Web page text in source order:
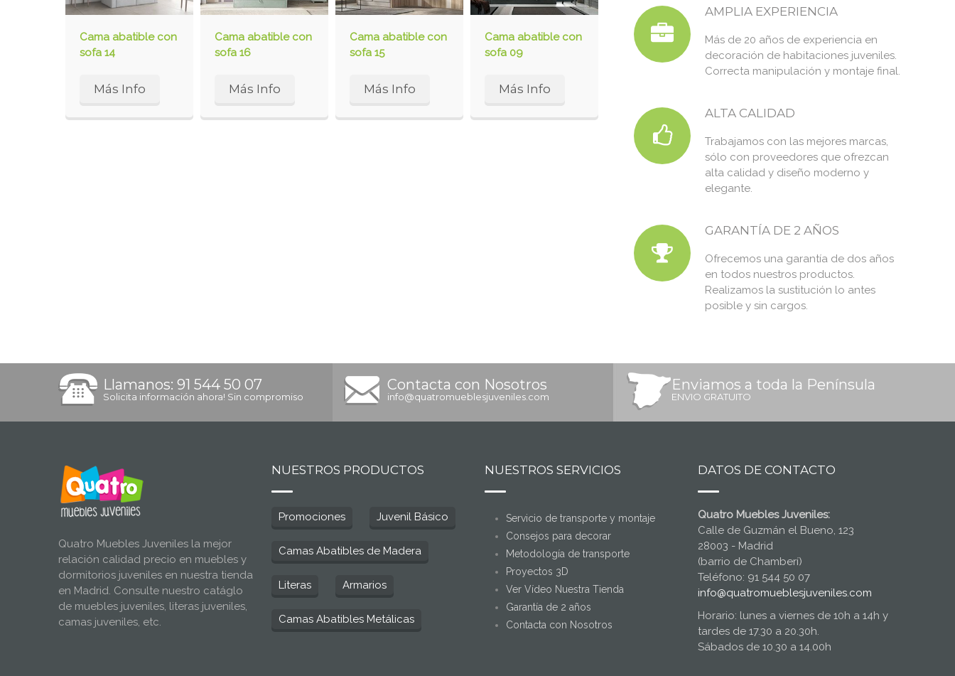
Cama abatible con
sofa 14
Más Info
Cama abatible con
sofa 16
Más Info
Cama abatible con
sofa 15
Más Info
Cama abatible con
sofa 09
Más Info
AMPLIA EXPERIENCIA
Más de 20 años de experiencia en
decoración de habitaciones juveniles.
Correcta manipulación y montaje final.
ALTA CALIDAD
Trabajamos con las mejores marcas,
sólo con proveedores que ofrezcan
alta calidad y diseño moderno y
elegante.
GARANTÍA DE 2 AÑOS
Ofrecemos una garantía de dos años
en todos nuestros productos.
Realizamos la sustitución lo antes
posible y sin cargos.
Llamanos: 91 544 50 07
Solicita información ahora! Sin compromiso
Contacta con Nosotros
info@quatromueblesjuveniles.com
Enviamos a toda la Península
ENVIO GRATUITO
Quatro Muebles Juveniles la mejor
relación calidad precio en muebles y
dormitorios juveniles en nuestra tienda
en Madrid. Consulte nuestro catáglo
de muebles juveniles, literas juveniles,
camas juveniles, etc.
NUESTROS PRODUCTOS
Promociones Juvenil Básico
Camas Abatibles de Madera
Literas Armarios
Camas Abatibles Metálicas
NUESTROS SERVICIOS
Servicio de transporte y montaje
Consejos para decorar
Metodología de transporte
Proyectos 3D
Ver Vídeo Nuestra Tienda
Garantía de 2 años
Contacta con Nosotros
DATOS DE CONTACTO
Quatro Muebles Juveniles:
Calle de Guzmán el Bueno, 123
28003 - Madrid
(barrio de Chamberí)
Teléfono: 91 544 50 07
info@quatromueblesjuveniles.com
Horario: lunes a viernes de 10h a 14h y
tardes de 17.30 a 20.30h.
Sábados de 10.30 a 14.00h